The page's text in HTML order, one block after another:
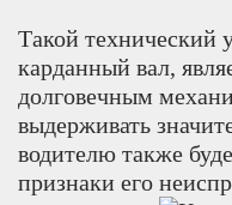
Такой технический
карданный вал,
долговечным
выдерживать
водителю также
признаки его